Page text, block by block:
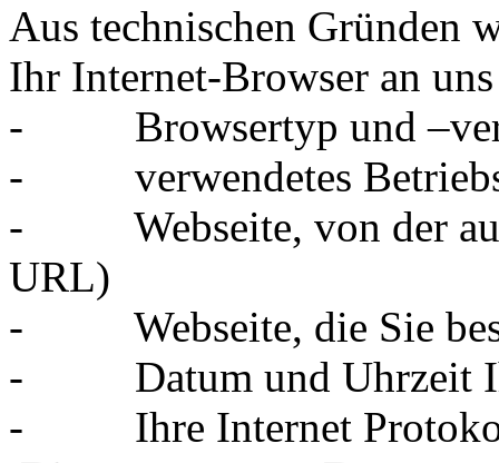
Aus technischen Gründen
Ihr Internet-Browser an
-
Browsertyp und
-
verwendetes
-
Webseite, von der
URL)
-
Webseite, die Sie
-
Datum und Uhrzeit
-
Ihre Internet